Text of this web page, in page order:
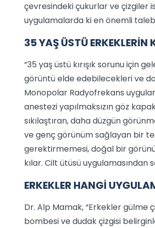
çevresindeki çukurlar ve çizgiler
uygulamalarda ki en önemli
35 YAŞ ÜSTÜ ERKEKLERİN
“35 yaş üstü kırışık sorunu için
görüntü elde edebilecekleri ve
Monopolar Radyofrekans
anestezi yapılmaksızın göz
sıkılaştıran, daha düzgün
ve genç görünüm sağlayan bir
gerektirmemesi, doğal bir
kılar. Cilt ütüsü uygulamasından
ERKEKLER HANGİ
Dr. Alp Mamak, “Erkekler gülme
bombesi ve dudak çizgisi